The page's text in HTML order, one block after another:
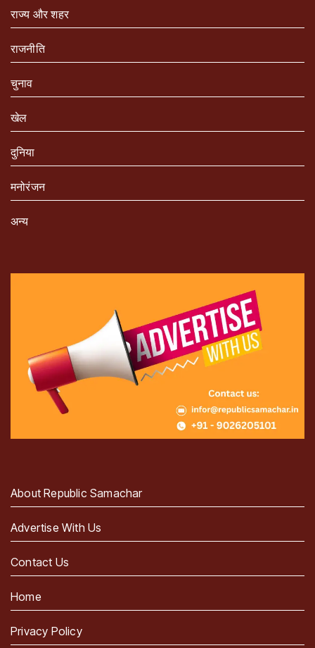
राज्य और शहर
राजनीति
चुनाव
खेल
दुनिया
मनोरंजन
अन्य
About Republic Samachar
Advertise With Us
Contact Us
Home
Privacy Policy